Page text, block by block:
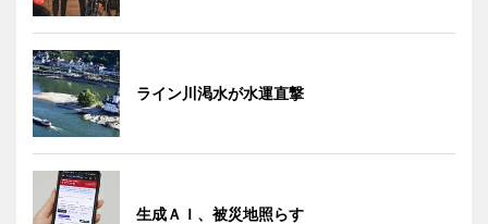
ライン川渇水が水運直撃
生成ＡＩ、被災地照らす